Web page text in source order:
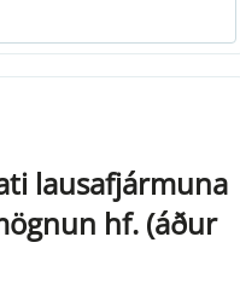
lausafjármuna
hf. (áður